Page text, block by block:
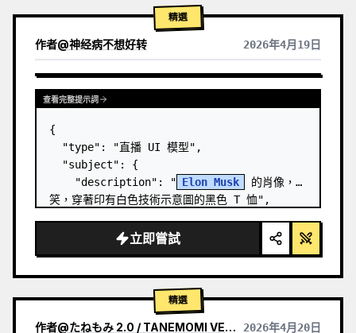
精選
作者@神经病不想好转 2026年4月19日
查看完整提示詞
{
  "type": "直播 UI 模型",
  "subject": {
    "description": "
Elon Musk
的肖像，微
笑，穿著印有白色技術示意圖的黑色 T 恤",
文字的螢幕，右側顯示紅色的 '{argument
name=\"r…
立即嘗試
精選
作者@たねもみ 2.0 / TANEMOMI VER2.0 2026年4月20日